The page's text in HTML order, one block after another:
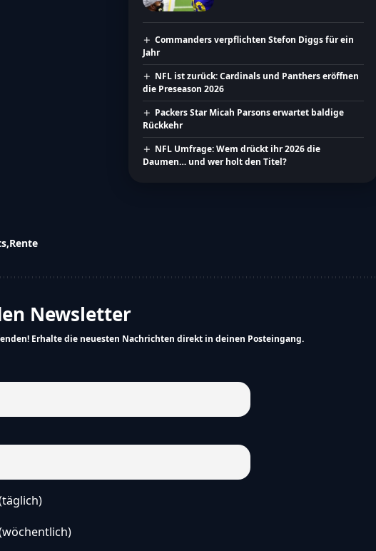
Commanders verpflichten Stefon Diggs für ein
Jahr
NFL ist zurück: Cardinals und Panthers eröffnen
die Preseason 2026
Packers Star Micah Parsons erwartet baldige
Rückkehr
NFL Umfrage: Wem drückt ihr 2026 die
Daumen… und wer holt den Titel?
Rente
Newsletter
Erhalte die neuesten Nachrichten direkt in deinen Posteingang.